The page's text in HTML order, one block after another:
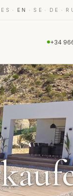
ES · EN · SE · DE ·
+34